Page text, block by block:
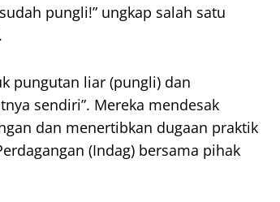
pungli!” ungkap salah satu
pungutan liar (pungli) dan
sendiri”. Mereka mendesak
dan menertibkan dugaan praktik
(Indag) bersama pihak